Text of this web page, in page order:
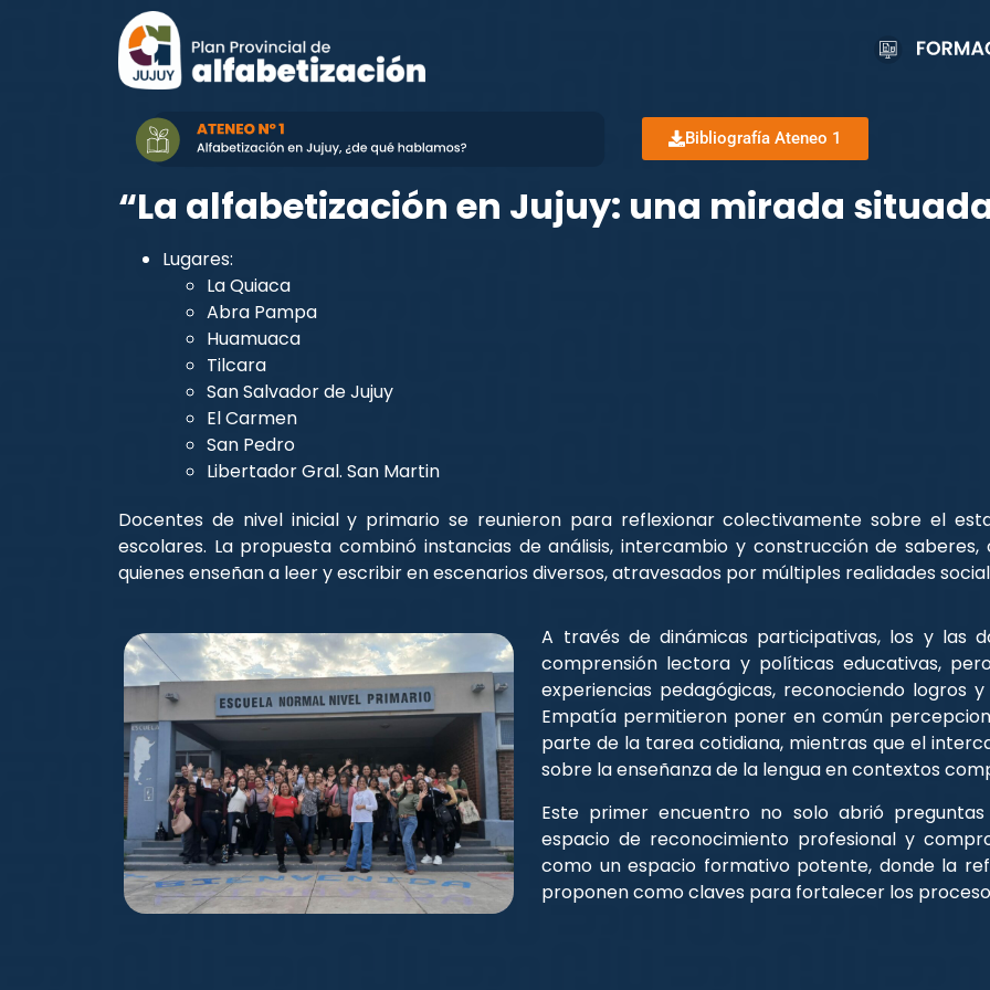
Bibliografía Ateneo 1
“La alfabetización en Jujuy: una mirada
Lugares:
La Quiaca
Abra Pampa
Huamuaca
Tilcara
San Salvador de Jujuy
El Carmen
San Pedro
Libertador Gral. San Martin
Docentes de nivel inicial y primario se reunieron para reflexionar colectivamente sobre el
escolares. La propuesta combinó instancias de análisis, intercambio y construcción de
quienes enseñan a leer y escribir en escenarios diversos, atravesados por múltiples realidades
A través de dinámicas participativas, los y las
comprensión lectora y políticas educativas,
experiencias pedagógicas, reconociendo logros
Empatía permitieron poner en común
parte de la tarea cotidiana, mientras que el
sobre la enseñanza de la lengua en contextos
Este primer encuentro no solo abrió
espacio de reconocimiento profesional y
como un espacio formativo potente, donde la
proponen como claves para fortalecer los